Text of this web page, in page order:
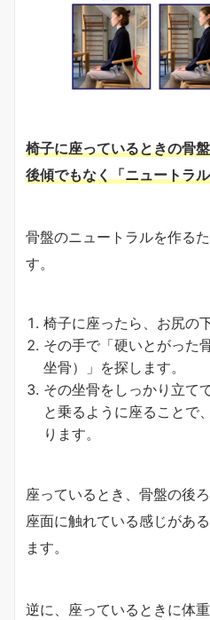
椅子に座っているときの骨
後傾でもなく「ニュートラ
骨盤のニュートラルを作る
す。
椅子に座ったら、お尻の
その手で「硬いとがった
坐骨）」を探します。
その坐骨をしっかり立て
と乗るように座ることで
ります。
座っているとき、骨盤の後
座面に触れている感じがあ
ます。
逆に、座っているときに体